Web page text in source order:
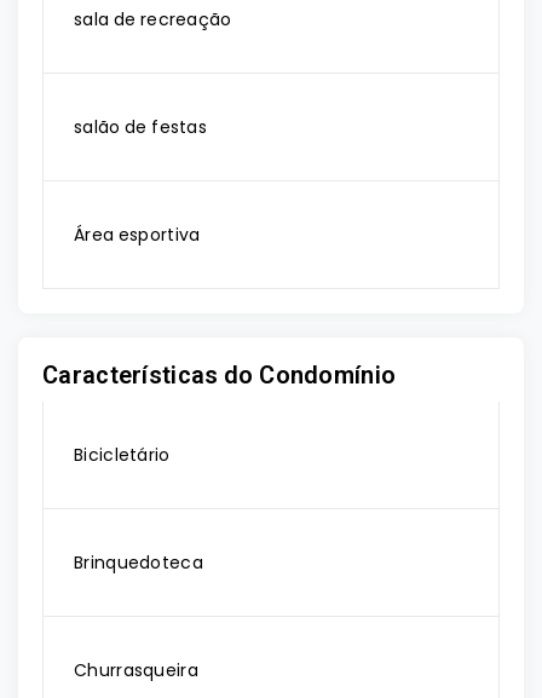
sala de recreação
salão de festas
Área esportiva
Características do Condomínio
Bicicletário
Brinquedoteca
Churrasqueira